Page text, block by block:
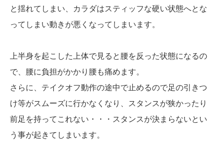
と揺れてしまい、カラダはスティッフな硬い状態へとな
ってしまい動きが悪くなってしまいます。
上半身を起こした上体で見ると腰を反った状態になるの
で、腰に負担がかかり腰も痛めます。
さらに、テイクオフ動作の途中で止めるので足の引きつ
け等がスムーズに行かなくなり、スタンスが狭かったり
前足を持ってこれない・・・スタンスが決まらないとい
う事が起きてしまいます。